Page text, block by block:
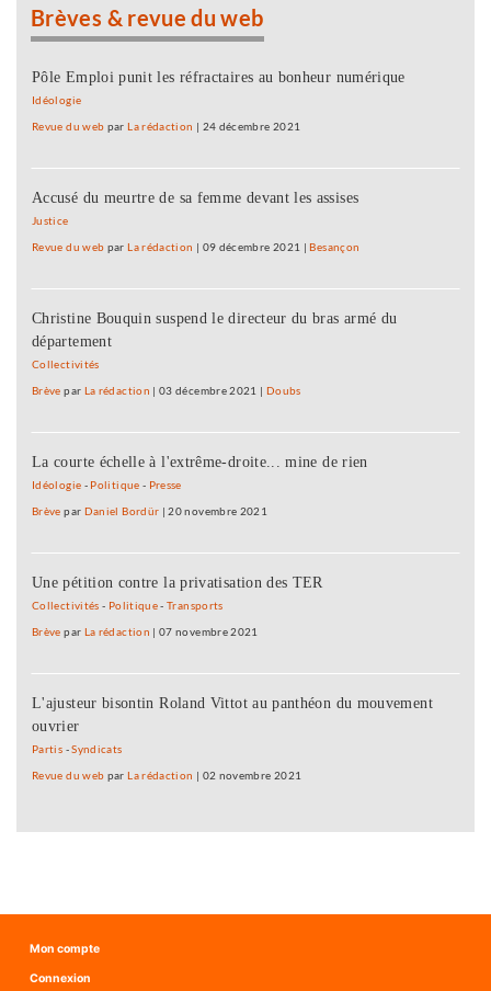
Brèves & revue du web
Pôle Emploi punit les réfractaires au bonheur numérique
Idéologie
Revue du web parLa rédaction | 24 décembre 2021
Accusé du meurtre de sa femme devant les assises
Justice
Revue du web parLa rédaction | 09 décembre 2021 |Besançon
Christine Bouquin suspend le directeur du bras armé du
département
Collectivités
Brève par La rédaction |03 décembre 2021 | Doubs
La courte échelle à l'extrême-droite... mine de rien
Idéologie - Politique - Presse
Brève par Daniel Bordür |20 novembre 2021
Une pétition contre la privatisation des TER
Collectivités - Politique-Transports
Brève par La rédaction |07 novembre 2021
L'ajusteur bisontin Roland Vittot au panthéon du mouvement
ouvrier
Partis -Syndicats
Revue du web parLa rédaction | 02 novembre 2021
Mon compte
Connexion